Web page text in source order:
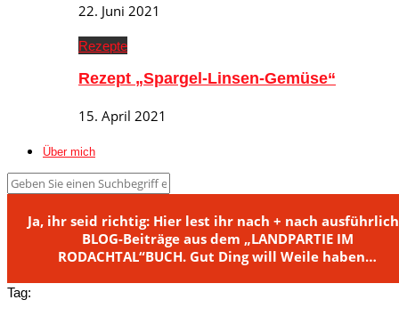
22. Juni 2021
Rezepte
Rezept „Spargel-Linsen-Gemüse“
15. April 2021
Über mich
Ja, ihr seid richtig: Hier lest ihr nach + nach
BLOG-Beiträge aus dem „LANDPARTIE IM
RODACHTAL“BUCH. Gut Ding will Weile haben…
Tag: